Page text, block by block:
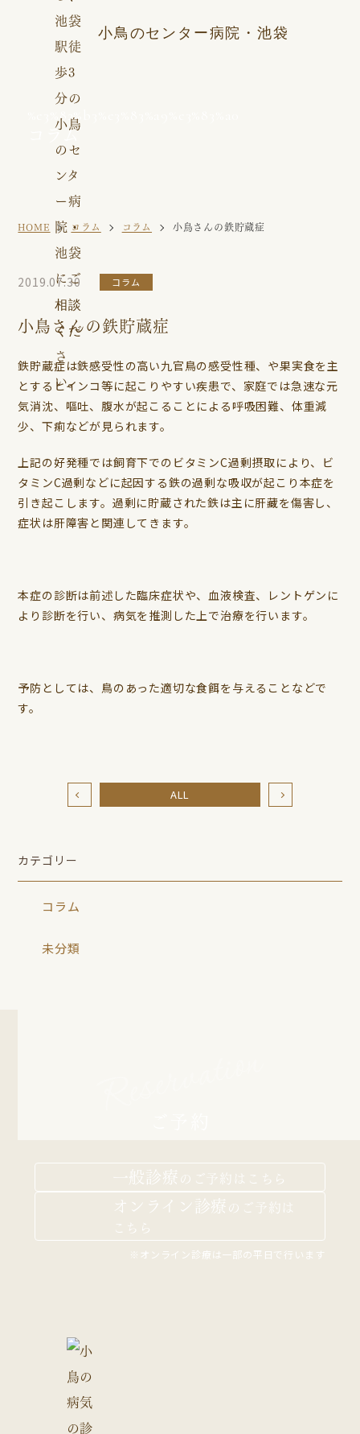
小鳥のセンター病院・池袋
%e3%82%b3%e3%83%a9%e3%83%a0
コラム
HOME コラム コラム 小鳥さんの鉄貯蔵症
カテゴリー
コラム
未分類
2019.07.30 コラム
小鳥さんの鉄貯蔵症
鉄貯蔵症は鉄感受性の高い九官鳥の感受性種、や果実食を主
とするヒインコ等に起こりやすい疾患で、家庭では急速な元
気消沈、嘔吐、腹水が起こることによる呼吸困難、体重減
少、下痢などが見られます。
上記の好発種では飼育下でのビタミンC過剰摂取により、ビ
タミンC過剰などに起因する鉄の過剰な吸収が起こり本症を
引き起こします。過剰に貯蔵された鉄は主に肝藏を傷害し、
症状は肝障害と関連してきます。
本症の診断は前述した臨床症状や、血液検査、レントゲンに
より診断を行い、病気を推測した上で治療を行います。
予防としては、鳥のあった適切な食餌を与えることなどで
す。
ALL
一般診療 の ご予約はこちら
オンライン診療 の ご予約は
こちら
※オンライン診療は一部の平日で行います